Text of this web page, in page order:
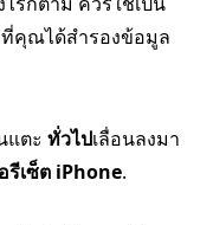
ที่คุณได้สำรองข้อมูล
แตะ ทั่วไปเลื่อนลงมา
รีเซ็ต iPhone.